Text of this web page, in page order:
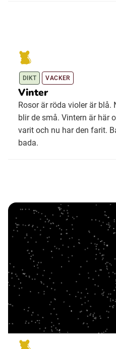
DIKT VACKER
Vinter
Rosor är röda violer är
blir de små. Vintern är här
varit och nu har den farit.
bada.